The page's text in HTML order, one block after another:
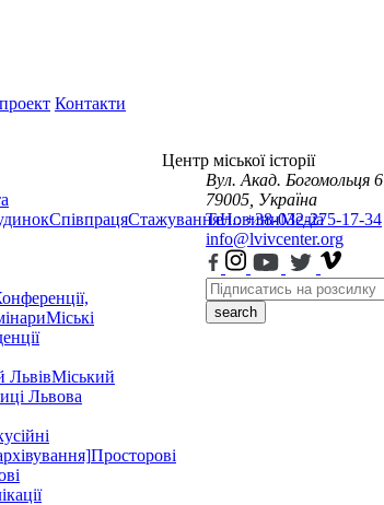
Контакти
СпівпрацяСтажуванняНовиниМедіа
Міські
ЛьвівМіський
Львова
Просторові
Центр міської історії
Вул. Акад. Богомольця 6
79005, Україна
Тел.: +38-032-275-17-34
info@lvivcenter.org
search